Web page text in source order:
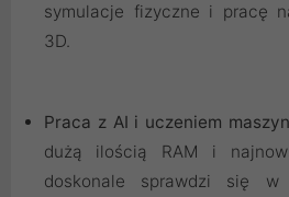
symulacje fizyczne i pracę
3D.
Praca z AI i uczeniem
dużą ilością RAM i
doskonale sprawdzi się w